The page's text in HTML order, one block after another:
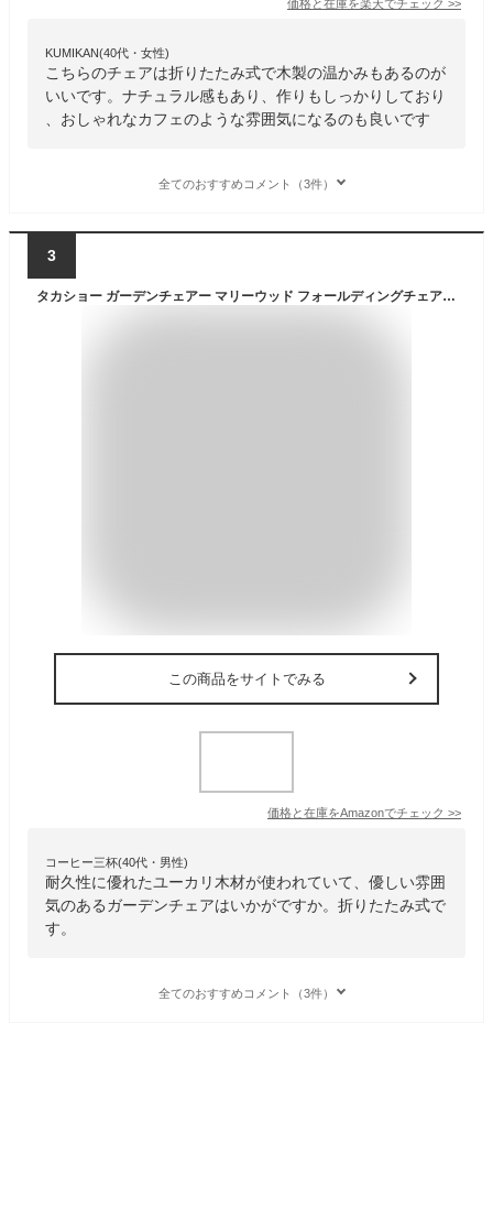
価格と在庫を楽天でチェック >>
KUMIKAN(40代・女性)
こちらのチェアは折りたたみ式で木製の温かみもあるのが
いいです。ナチュラル感もあり、作りもしっかりしており
、おしゃれなカフェのような雰囲気になるのも良いです
全てのおすすめコメント（3件）
3
タカショー ガーデンチェアー マリーウッド フォールディングチェアー 天然木 ユーカリ MWF 折りたたみ式 耐久性に優れているユーカリ材 MWF-19C
この商品をサイトでみる
価格と在庫をAmazonでチェック >>
コーヒー三杯(40代・男性)
耐久性に優れたユーカリ木材が使われていて、優しい雰囲
気のあるガーデンチェアはいかがですか。折りたたみ式で
す。
全てのおすすめコメント（3件）